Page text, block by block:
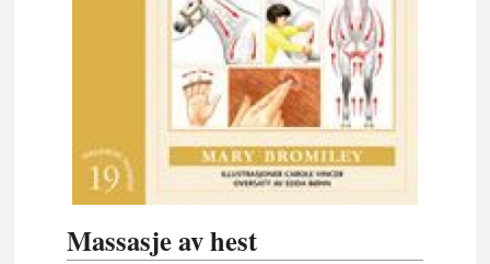
Massasje av hest